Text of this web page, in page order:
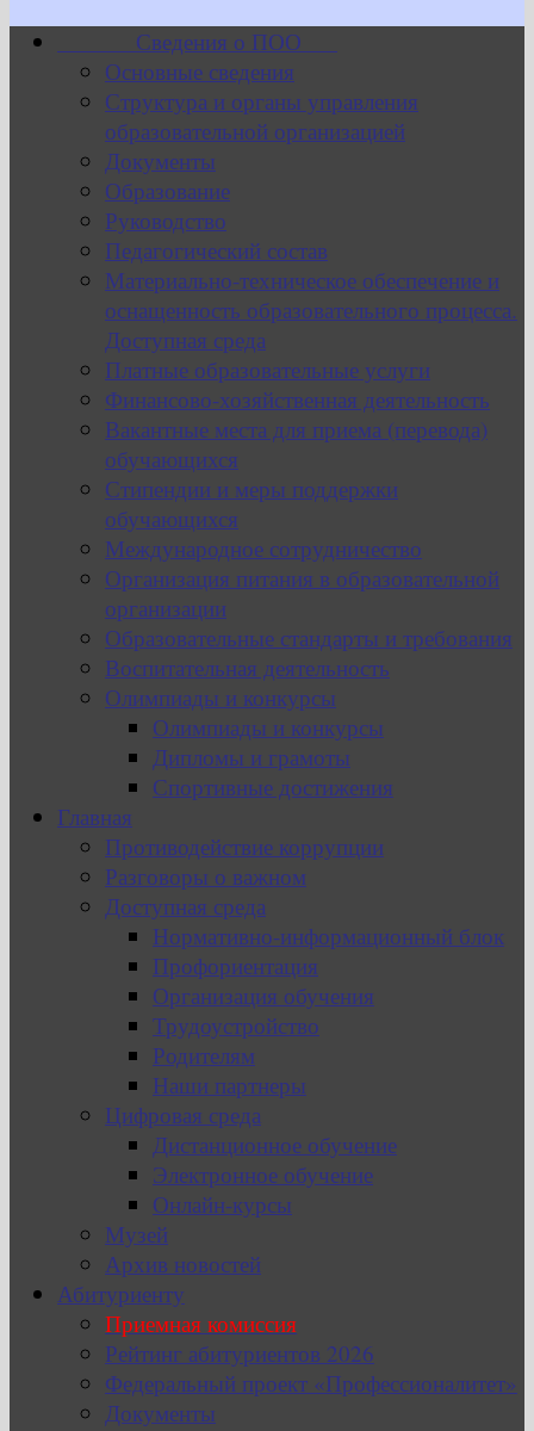
Сведения о ПОО
Основные сведения
Структура и органы управления
образовательной организацией
Документы
Образование
Руководство
Педагогический состав
Материально-техническое обеспечение и
оснащенность образовательного процесса.
Доступная среда
Платные образовательные услуги
Финансово-хозяйственная деятельность
Вакантные места для приема (перевода)
обучающихся
Стипендии и меры поддержки
обучающихся
Международное сотрудничество
Организация питания в образовательной
организации
Образовательные стандарты и требования
Воспитательная деятельность
Олимпиады и конкурсы
Олимпиады и конкурсы
Дипломы и грамоты
Спортивные достижения
Главная
Противодействие коррупции
Разговоры о важном
Доступная среда
Нормативно-информационный блок
Профориентация
Организация обучения
Трудоустройство
Родителям
Наши партнеры
Цифровая среда
Дистанционное обучение
Электронное обучение
Онлайн-курсы
Музей
Архив новостей
Абитуриенту
Приемная комиссия
Рейтинг абитуриентов 2026
Федеральный проект «Профессионалитет»
Документы